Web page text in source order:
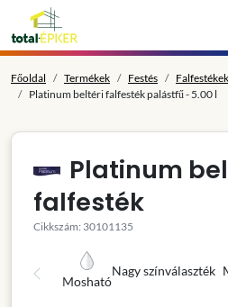
Főoldal Termékek Festés Falfestékek
Platinum beltéri falfesték palástfű - 5.00 l
Platinum
falfesték
Cikkszám: 30101135
Mosható
Nagy színválaszték